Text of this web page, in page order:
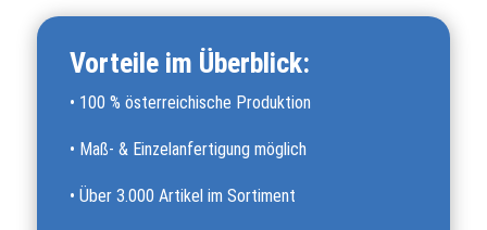
Vorteile im Überblick:
• 100 % österreichische Produktion
• Maß- & Einzelanfertigung möglich
• Über 3.000 Artikel im Sortiment